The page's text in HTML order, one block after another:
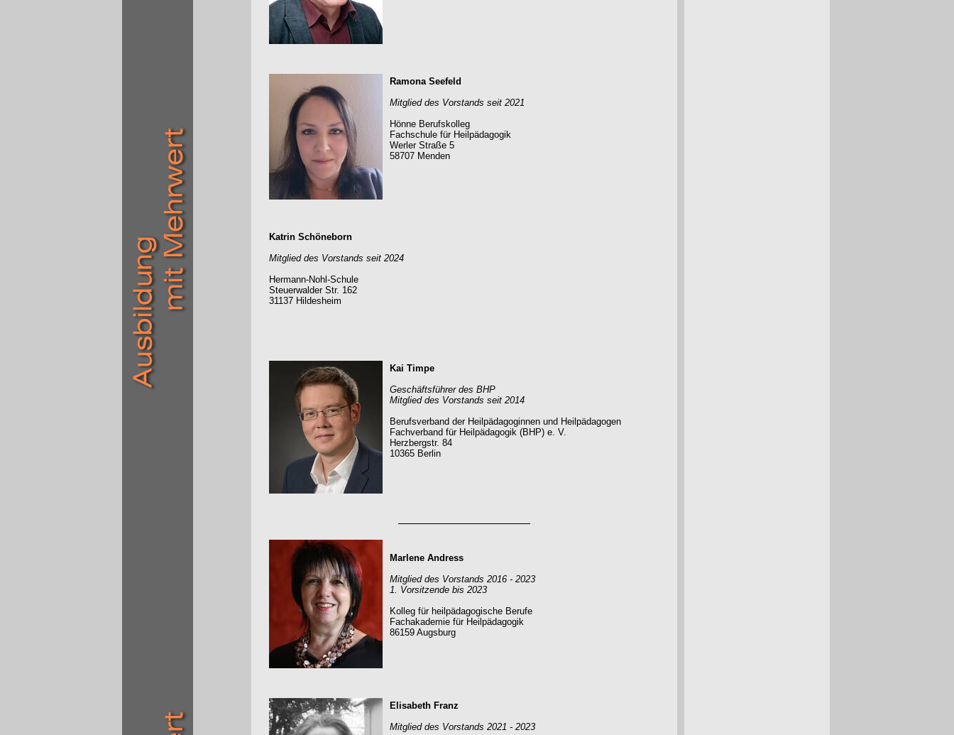
Ramona Seefeld
Mitglied des Vorstands seit 2021
Hönne Berufskolleg
Fachschule für Heilpädagogik
Werler Straße 5
58707 Menden
Katrin Schöneborn
Mitglied des Vorstands seit 2024
Hermann-Nohl-Schule
Steuerwalder Str. 162
31137 Hildesheim
Kai Timpe
Geschäftsführer des BHP
Mitglied des Vorstands seit 2014
Berufsverband der Heilpädagoginnen und Heilpädagogen
Fachverband für Heilpädagogik (BHP) e. V.
Herzbergstr. 84
10365 Berlin
Marlene Andress
Mitglied des Vorstands 2016 - 2023
1. Vorsitzende bis 2023
Kolleg für heilpädagogische Berufe
Fachakademie für Heilpädagogik
86159 Augsburg
Elisabeth Franz
Mitglied des Vorstands 2021 - 2023